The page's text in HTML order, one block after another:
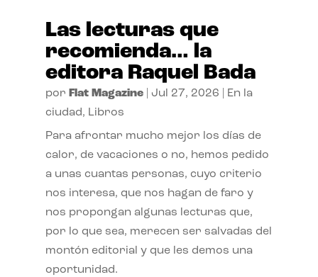
Las lecturas que
recomienda… la
editora Raquel Bada
por Flat Magazine| Jul 27, 2026
En la
ciudad, Libros
Para afrontar mucho mejor los días de
calor, de vacaciones o no, hemos pedido
a unas cuantas personas, cuyo criterio
nos interesa, que nos hagan de faro y
nos propongan algunas lecturas que,
por lo que sea, merecen ser salvadas del
montón editorial y que les demos una
oportunidad.